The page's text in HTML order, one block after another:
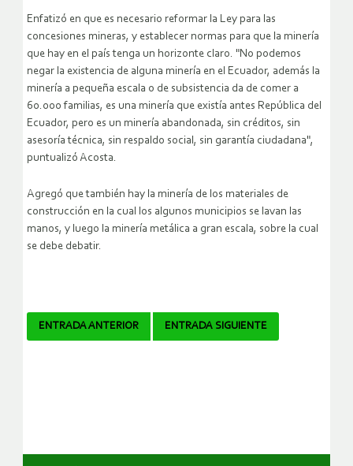
Enfatizó en que es necesario reformar la Ley para las
concesiones mineras, y establecer normas para que la minería
que hay en el país tenga un horizonte claro. "No podemos
negar la existencia de alguna minería en el Ecuador, además la
minería a pequeña escala o de subsistencia da de comer a
60.000 familias, es una minería que existía antes República del
Ecuador, pero es un minería abandonada, sin créditos, sin
asesoría técnica, sin respaldo social, sin garantía ciudadana",
puntualizó Acosta.
Agregó que también hay la minería de los materiales de
construcción en la cual los algunos municipios se lavan las
manos, y luego la minería metálica a gran escala, sobre la cual
se debe debatir.
Navegador
ENTRADA ANTERIOR ENTRADA SIGUIENTE